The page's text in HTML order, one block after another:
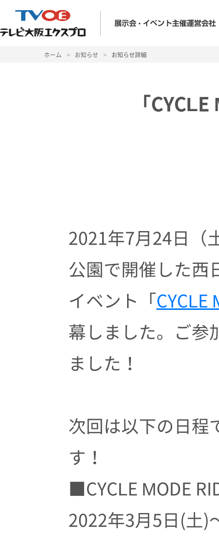
ホーム > お知らせ > お知らせ詳細
「
2021年7月24日（
公園で開催した西
イベント「CYCLE
幕しました。ご参
ました！
次回は以下の日程
す！
■CYCLE MODE
2022年3月5日(土)